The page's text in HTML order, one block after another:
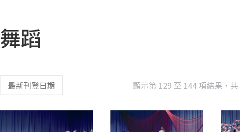
舞蹈
顯示第 129 至 144 項結果，